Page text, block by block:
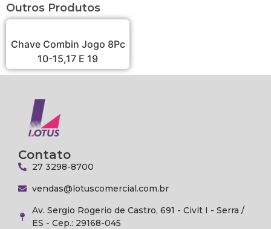
Outros Produtos
Chave Combin Jogo 8Pc
10-15,17 E 19
Contato
27 3298-8700
vendas@lotuscomercial.com.br
Av. Sergio Rogerio de Castro, 691 - Civit I - Serra /
ES - Cep.: 29168-045